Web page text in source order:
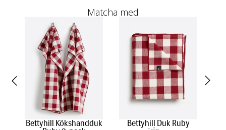
Matcha med
Bettyhill Kökshandduk
Bettyhill Duk Ruby